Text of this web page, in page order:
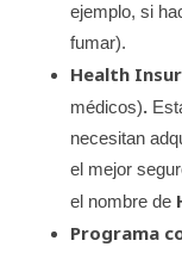
ejemplo, si
fumar).
Health
médicos).
necesitan
el mejor
el nombre de
Programa